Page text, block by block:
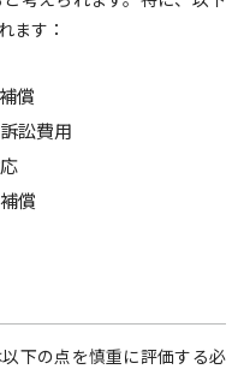
ます：
償
訟費用
償
下の点を慎重に評価する必